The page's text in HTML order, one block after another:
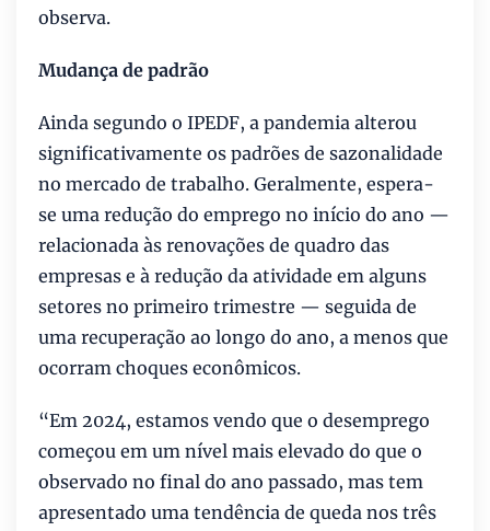
observa.
Mudança de padrão
Ainda segundo o IPEDF, a pandemia alterou
significativamente os padrões de sazonalidade
no mercado de trabalho. Geralmente, espera-
se uma redução do emprego no início do ano —
relacionada às renovações de quadro das
empresas e à redução da atividade em alguns
setores no primeiro trimestre — seguida de
uma recuperação ao longo do ano, a menos que
ocorram choques econômicos.
“Em 2024, estamos vendo que o desemprego
começou em um nível mais elevado do que o
observado no final do ano passado, mas tem
apresentado uma tendência de queda nos três